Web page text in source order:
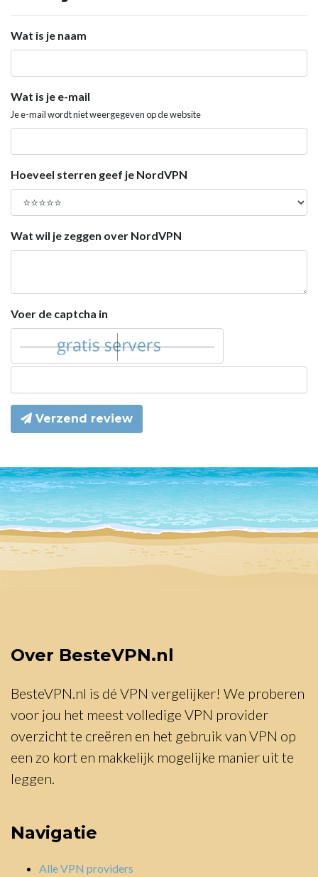
Wat is je naam
Wat is je e-mail
Je e-mail wordt niet weergegeven op de website
Hoeveel sterren geef je NordVPN
Wat wil je zeggen over NordVPN
Voer de captcha in
Verzend review
Over BesteVPN.nl
BesteVPN.nl is dé VPN vergelijker! We proberen
voor jou het meest volledige VPN provider
overzicht te creëren en het gebruik van VPN op
een zo kort en makkelijk mogelijke manier uit te
leggen.
Navigatie
Alle VPN providers